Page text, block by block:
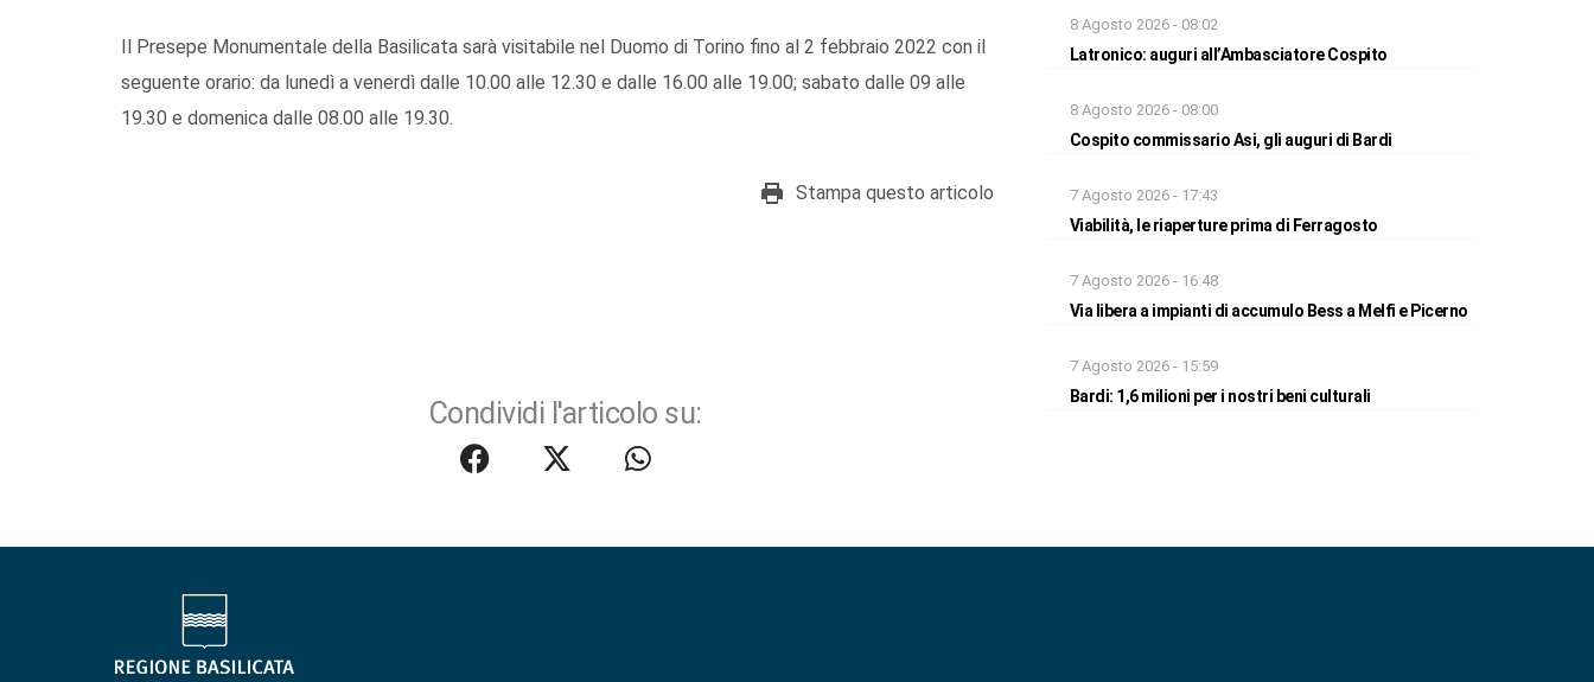
Il Presepe Monumentale della Basilicata sarà visitabile nel Duomo di Torino fino al 2 febbraio 2022 con il
seguente orario: da lunedì a venerdì dalle 10.00 alle 12.30 e dalle 16.00 alle 19.00; sabato dalle 09 alle
19.30 e domenica dalle 08.00 alle 19.30.
Stampa questo articolo
Condividi l'articolo su:
8 Agosto 2026 - 08:02
Latronico: auguri all’Ambasciatore Cospito
8 Agosto 2026 - 08:00
Cospito commissario Asi, gli auguri di Bardi
7 Agosto 2026 - 17:43
Viabilità, le riaperture prima di Ferragosto
7 Agosto 2026 - 16:48
Via libera a impianti di accumulo Bess a Melfi e Picerno
7 Agosto 2026 - 15:59
Bardi: 1,6 milioni per i nostri beni culturali